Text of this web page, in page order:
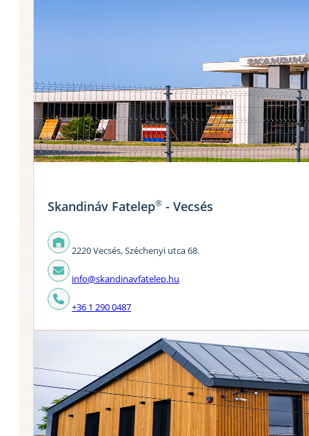
Skandináv Fatelep® - Vecsés
2220 Vecsés, Széchenyi utca 68.
info@skandinavfatelep.hu
+36 1 290 0487